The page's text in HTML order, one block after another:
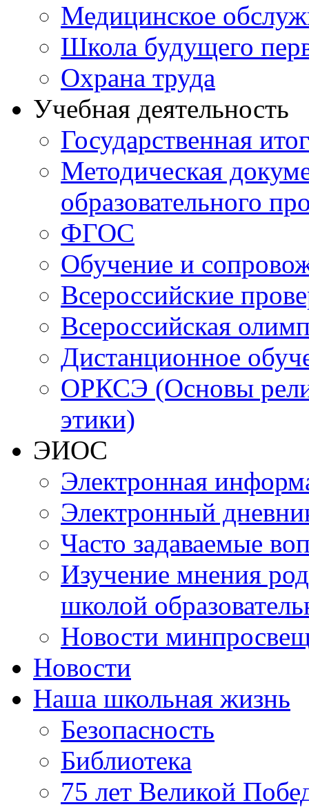
Медицинское
Школа будущего
Охрана труда
Учебная деятельность
Государственная
Методическая
образовательного
ФГОС
Обучение и
Всероссийские
Всероссийская
Дистанционное
ОРКСЭ (Основы
этики)
ЭИОС
Электронная
Электронный
Часто задаваемые
Изучение мнения
школой
Новости
Новости
Наша школьная жизнь
Безопасность
Библиотека
75 лет Великой